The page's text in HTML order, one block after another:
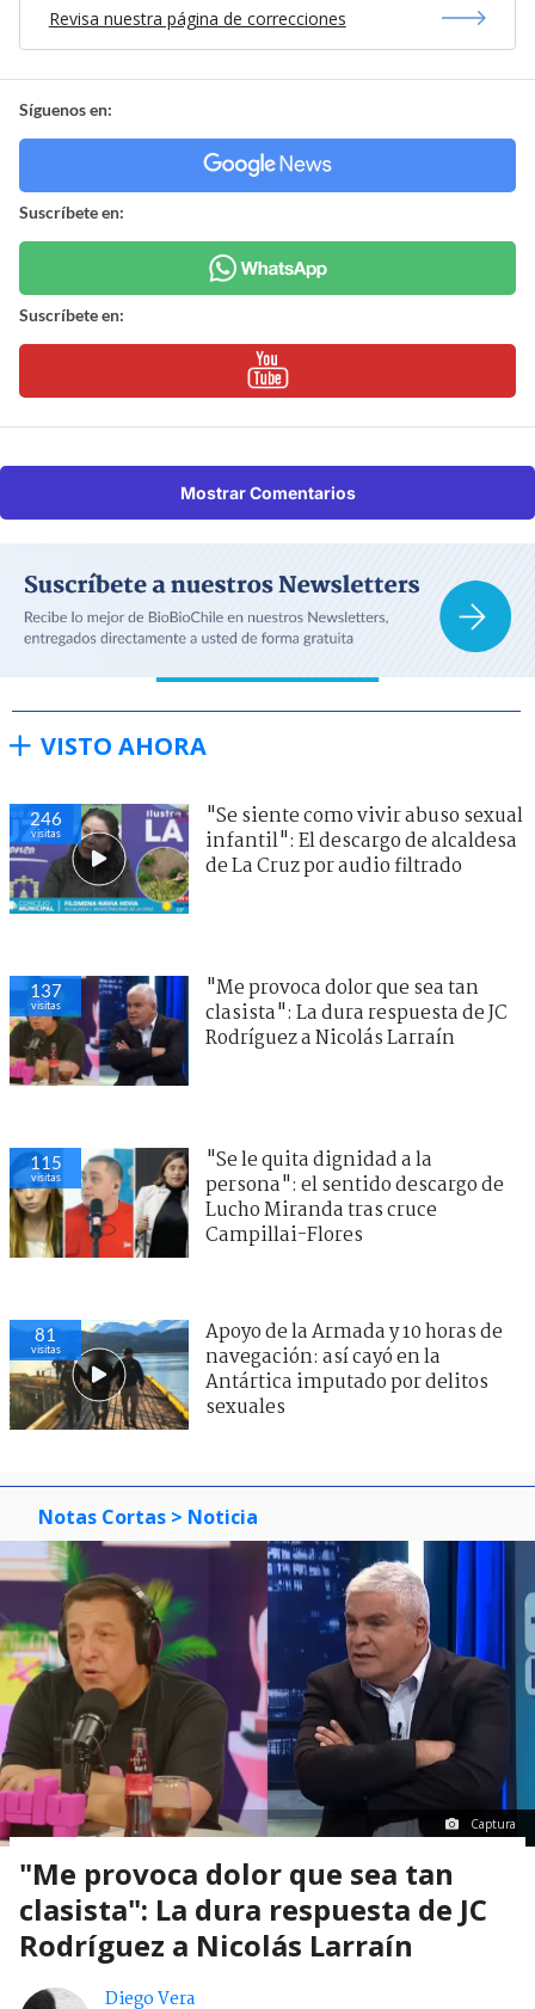
Revisa nuestra página de correcciones
Síguenos en:
Suscríbete en:
Suscríbete en:
Mostrar Comentarios
VISTO AHORA
246
visitas
"Se siente como vivir abuso sexual
infantil": El descargo de alcaldesa
de La Cruz por audio filtrado
137
visitas
"Me provoca dolor que sea tan
clasista": La dura respuesta de JC
Rodríguez a Nicolás Larraín
115
visitas
"Se le quita dignidad a la
persona": el sentido descargo de
Lucho Miranda tras cruce
Campillai-Flores
81
visitas
Apoyo de la Armada y 10 horas de
navegación: así cayó en la
Antártica imputado por delitos
sexuales
Notas Cortas > Noticia
Captura
"Me provoca dolor que sea tan
clasista": La dura respuesta de JC
Rodríguez a Nicolás Larraín
Diego Vera